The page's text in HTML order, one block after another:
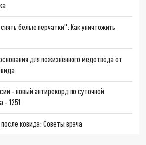
белые перчатки": Как уничтожить
для пожизненного медотвода от
- новый антирекорд по суточной
- 1251
после ковида: Советы врача